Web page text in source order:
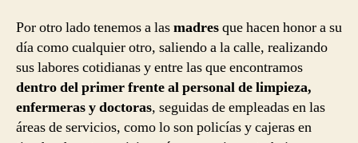
Por otro lado tenemos a lasmadresque hacen honor a su
día como cualquier otro, saliendo a la calle, realizando
sus labores cotidianas y entre las que encontramos
dentro del primer frente al personal de limpieza,
enfermeras y doctoras, seguidas de empleadas en las
áreas de servicios, como lo son policías y cajeras en